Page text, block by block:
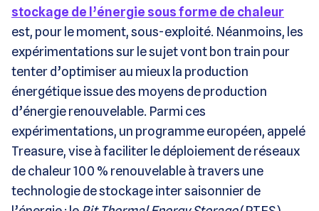
stockage de l’énergie sous forme de chaleur
est, pour le moment, sous-exploité. Néanmoins, les
expérimentations sur le sujet vont bon train pour
tenter d’optimiser au mieux la production
énergétique issue des moyens de production
d’énergie renouvelable. Parmi ces
expérimentations, un programme européen, appelé
Treasure, vise à faciliter le déploiement de réseaux
de chaleur 100 % renouvelable à travers une
technologie de stockage inter saisonnier de